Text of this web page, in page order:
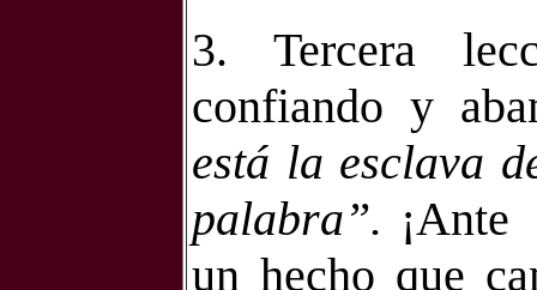
3. Tercera
confiando y
está la esclava
palabra”. ¡Ante
un hecho que